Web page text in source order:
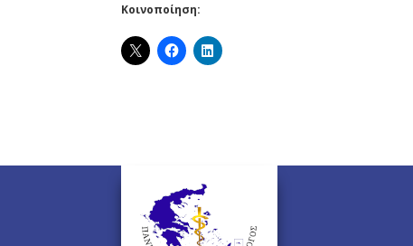
Κοινοποίηση: